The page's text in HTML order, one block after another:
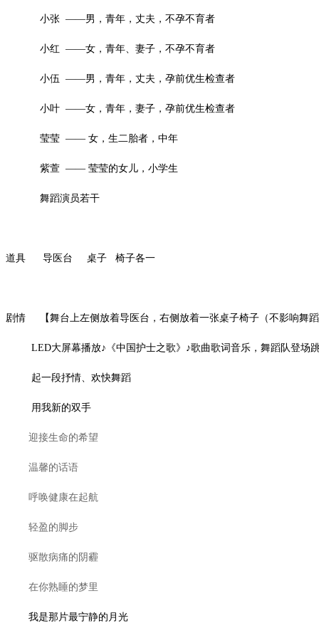
小张 ——男，青年，丈夫，不孕不育者
小红 ——女，青年、妻子，不孕不育者
小伍 ——男，青年，丈夫，孕前优生检查者
小叶 ——女，青年，妻子，孕前优生检查者
莹莹 —— 女，生二胎者，中年
紫萱 —— 莹莹的女儿，小学生
舞蹈演员若干
道具 导医台 桌子 椅子各一
剧情 【舞台上左侧放着导医台，右侧放着一张桌子椅子（不影响舞
LED大屏幕播放♪《中国护士之歌》♪歌曲歌词音乐，舞蹈队登场
起一段抒情、欢快舞蹈
用我新的双手
迎接生命的希望
温馨的话语
呼唤健康在起航
轻盈的脚步
驱散病痛的阴霾
在你熟睡的梦里
我是那片最宁静的月光